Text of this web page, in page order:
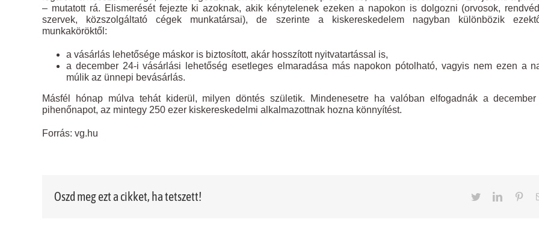
– mutatott rá. Elismerését fejezte ki azoknak, akik kénytelenek ezeken a napokon is dolgozni (orvosok,
szervek, közszolgáltató cégek munkatársai), de szerinte a kiskereskedelem nagyban különbözik
munkaköröktől:
a vásárlás lehetősége máskor is biztosított, akár hosszított nyitvatartással is,
a december 24-i vásárlási lehetőség esetleges elmaradása más napokon pótolható, vagyis nem ezen a
múlik az ünnepi bevásárlás.
Másfél hónap múlva tehát kiderül, milyen döntés születik. Mindenesetre ha valóban elfogadnák a december
pihenőnapot, az mintegy 250 ezer kiskereskedelmi alkalmazottnak hozna könnyítést.
Forrás: vg.hu
Oszd meg ezt a cikket, ha tetszett! TwitterLinkedIn